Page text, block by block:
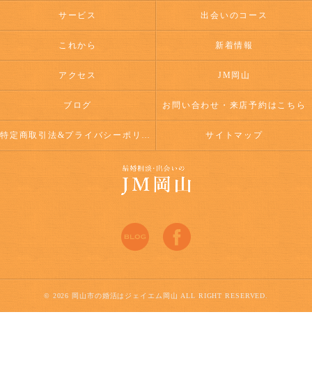
サービス 出会いのコース
これから 新着情報
アクセス JM岡山
ブログ お問い合わせ・来店予約はこちら
特定商取引法&プライバシーポリシー サイトマップ
© 2026 岡山市の婚活はジェイエム岡山 ALL RIGHT RESERVED.